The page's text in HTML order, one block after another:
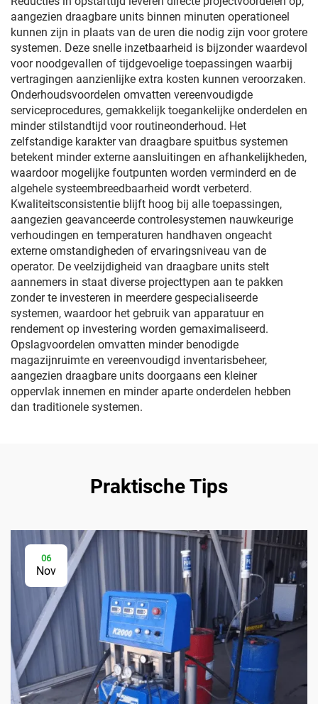
aangezien draagbare units binnen minuten operationeel
kunnen zijn in plaats van de uren die nodig zijn voor grotere
systemen. Deze snelle inzetbaarheid is bijzonder waardevol
voor noodgevallen of tijdgevoelige toepassingen waarbij
vertragingen aanzienlijke extra kosten kunnen veroorzaken.
Onderhoudsvoordelen omvatten vereenvoudigde
serviceprocedures, gemakkelijk toegankelijke onderdelen en
minder stilstandtijd voor routineonderhoud. Het
zelfstandige karakter van draagbare spuitbus systemen
betekent minder externe aansluitingen en afhankelijkheden,
waardoor mogelijke foutpunten worden verminderd en de
algehele systeembreedbaarheid wordt verbeterd.
Kwaliteitsconsistentie blijft hoog bij alle toepassingen,
aangezien geavanceerde controlesystemen nauwkeurige
verhoudingen en temperaturen handhaven ongeacht
externe omstandigheden of ervaringsniveau van de
operator. De veelzijdigheid van draagbare units stelt
aannemers in staat diverse projecttypen aan te pakken
zonder te investeren in meerdere gespecialiseerde
systemen, waardoor het gebruik van apparatuur en
rendement op investering worden gemaximaliseerd.
Opslagvoordelen omvatten minder benodigde
magazijnruimte en vereenvoudigd inventarisbeheer,
aangezien draagbare units doorgaans een kleiner
oppervlak innemen en minder aparte onderdelen hebben
dan traditionele systemen.
Praktische Tips
06
Nov